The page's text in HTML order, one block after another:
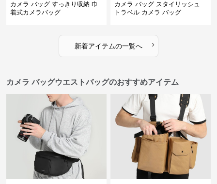
カメラ バッグ すっきり収納 巾
着式カメラバッグ
カメラ バッグ スタイリッシュ
トラベル カメラ バッグ
新着アイテムの一覧へ ›
カメラ バッグウエストバッグのおすすめアイテム